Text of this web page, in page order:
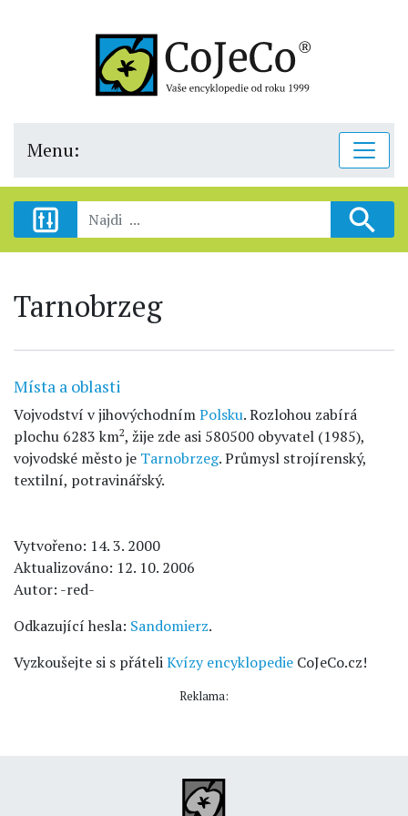
Menu:
Tarnobrzeg
Místa a oblasti
Vojvodství v jihovýchodnímPolsku. Rozlohou zabírá
plochu 6283 km2, žije zde asi 580500 obyvatel (1985),
vojvodské město je Tarnobrzeg. Průmysl strojírenský,
textilní, potravinářský.
Vytvořeno: 14. 3. 2000
Aktualizováno: 12. 10. 2006
Autor: -red-
Odkazující hesla: Sandomierz.
Vyzkoušejte si s přáteliKvízy encyklopedie CoJeCo.cz!
Reklama: